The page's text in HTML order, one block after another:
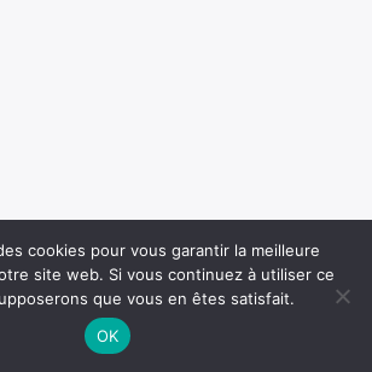
cookies pour vous garantir la meilleure
site web. Si vous continuez à utiliser ce
que vous en êtes satisfait.
OK